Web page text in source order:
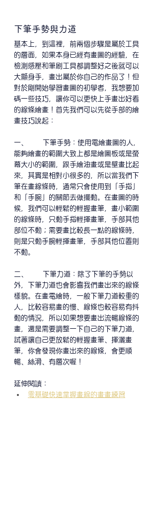
下筆手勢與力道
基本上，到這裡，前兩個步驟是屬於工具
的層面，如果本身已經有畫圖的經驗，在
檢測感壓和筆刷工具都調整好之後就可以
大顯身手，畫出屬於你自己的作品了！但
對於剛開始學習畫圖的初學者，我想要加
碼一些技巧，讓你可以更快上手畫出好看
的線條繪畫！首先我們可以先從手部的繪
畫技巧說起：
一、      下筆手勢：使用電繪畫圖的人，
能夠繪畫的範圍大致上都是繪圖板或是螢
幕大小的範圍，跟手繪油畫或是壁畫比起
來，其實是相對小很多的，所以當我們下
筆在畫線條時，通常只會使用到「手指」
和「手腕」的關節去做擺動。在畫圖的時
候，我們可以輕鬆的輕握畫筆，畫小範圍
的線條時，只動手指輕揮畫筆，手部其他
部位不動；需要畫比較長一點的線條時，
則是只動手腕輕揮畫筆，手部其他位置則
不動。
二、
下筆力道：除了下筆的手勢以
外，下筆力道也會影響我們畫出來的線條
樣貌。在畫電繪時，一般下筆力道較重的
人，比較容易畫的慢、線條也較容易有抖
動的情況，所以如果想要畫出流暢線條的
畫，還是需要調整一下自己的下筆力道，
試著讓自己更放鬆的輕握畫筆、揮灑畫
筆，你會發現你畫出來的線條，會更順
暢、絲滑、有層次喔！
延伸閱讀：
零基礎快速掌握畫線的畫畫練習